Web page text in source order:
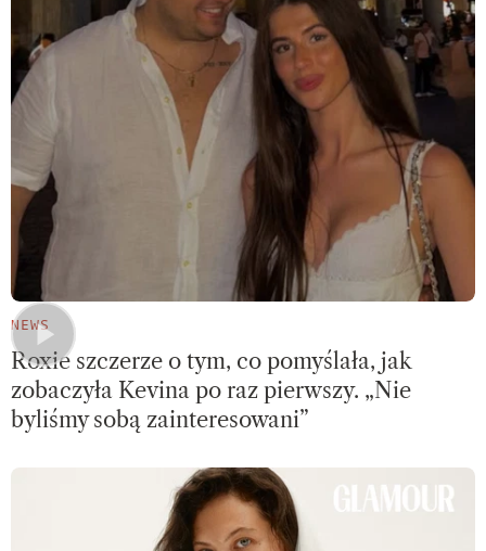
NEWS
Roxie szczerze o tym, co pomyślała, jak
zobaczyła Kevina po raz pierwszy. „Nie
byliśmy sobą zainteresowani”